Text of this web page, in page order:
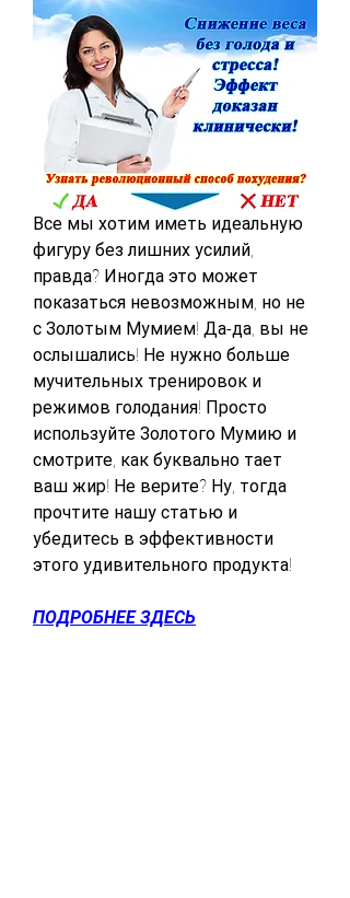
Все мы хотим иметь идеальную
фигуру без лишних усилий,
правда? Иногда это может
показаться невозможным, но не
с Золотым Мумием! Да-да, вы не
ослышались! Не нужно больше
мучительных тренировок и
режимов голодания! Просто
используйте Золотого Мумию и
смотрите, как буквально тает
ваш жир! Не верите? Ну, тогда
прочтите нашу статью и
убедитесь в эффективности
этого удивительного продукта!
ПОДРОБНЕЕ ЗДЕСЬ